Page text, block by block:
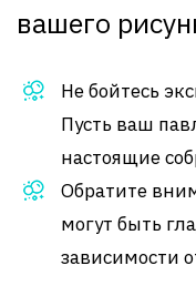
вашего
Не бойтесь
Пусть ваш
настоящие
Обратите
могут быть
зависимости